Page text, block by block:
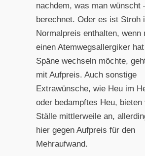
nachdem, was man wünscht
berechnet. Oder es ist Stroh
Normalpreis enthalten, wenn
einen Atemwegsallergiker
Späne wechseln möchte,
mit Aufpreis. Auch sonstige
Extrawünsche, wie Heu im
oder bedampftes Heu, bieten
Ställe mittlerweile an,
hier gegen Aufpreis für den
Mehraufwand.